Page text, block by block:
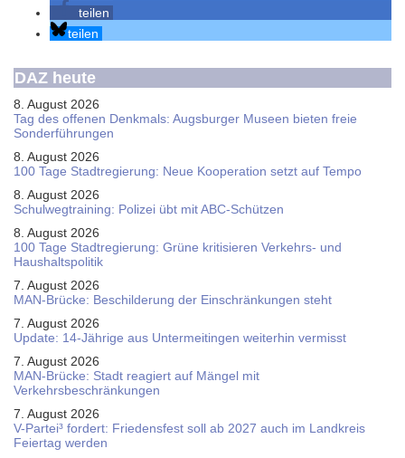
teilen
teilen
DAZ heute
8. August 2026
Tag des offenen Denkmals: Augsburger Museen bieten freie
Sonderführungen
8. August 2026
100 Tage Stadtregierung: Neue Kooperation setzt auf Tempo
8. August 2026
Schul­weg­trai­ning: Poli­zei übt mit ABC-Schüt­zen
8. August 2026
100 Tage Stadtregierung: Grüne kritisieren Verkehrs- und
Haushaltspolitik
7. August 2026
MAN-Brücke: Beschilderung der Einschränkungen steht
7. August 2026
Update: 14-Jährige aus Untermeitingen weiterhin vermisst
7. August 2026
MAN-Brücke: Stadt reagiert auf Mängel mit
Verkehrsbeschränkungen
7. August 2026
V-Partei­³ fordert: Friedens­fest soll ab 2027 auch im Land­kreis
Feier­tag werden